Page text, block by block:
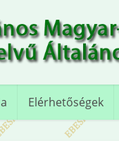
Elérhetőségek